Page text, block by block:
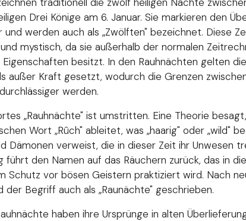
Drei Könige am 6. Januar. Sie markieren den
und werden auch als „Zwölften" bezeichnet. Diese
mystisch, da sie außerhalb der normalen
besitzt. In den Rauhnächten gelten
außer Kraft gesetzt, wodurch die Grenzen
werden.
„Rauhnächte" ist umstritten. Eine Theorie
Wort „Rûch" ableitet, was „haarig" oder „wild"
Dämonen verweist, die in dieser Zeit ihr Unwesen
führt den Namen auf das Räuchern zurück, das in
Schutz vor bösen Geistern praktiziert wird. Nach
der Begriff auch als „Raunächte" geschrieben.
haben ihre Ursprünge in alten